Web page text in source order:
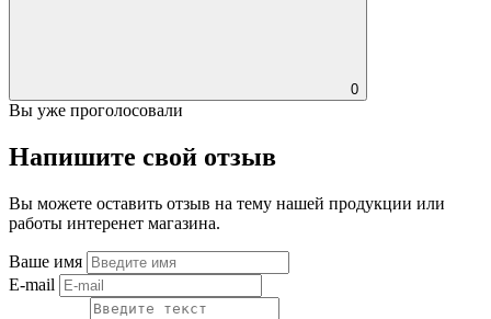
0
Вы уже проголосовали
Напишите свой отзыв
Вы можете оставить отзыв на тему нашей продукции или
работы интеренет магазина.
Ваше имя
E-mail